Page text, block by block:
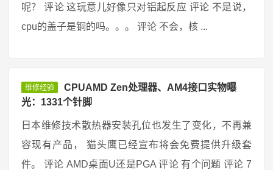
呢？ 评论 这玩意儿好像只对铝起反应 评论 不是说，
cpu的盖子是铜的吗。。。 评论 不会，核 ...
维修经验
CPUAMD Zen处理器、AM4接口实物曝
光：1331个针脚
日本维修技术散热器安装孔位也发生了变化，不再兼
容现有产品， 猫头鹰已经宣布将会免费提供升级套
件。 评论 AMD桌面U还是PGA 评论 有个问题 评论 7